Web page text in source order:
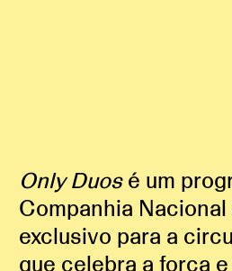
Only Duos é um
Companhia Nacional
exclusivo para a
que celebra a força